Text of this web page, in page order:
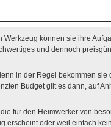
Werkzeug können sie ihre
und dennoch
in der Regel bekommen sie
Budget gilt es dann, auf
für den Heimwerker von
erscheint oder weil einfach